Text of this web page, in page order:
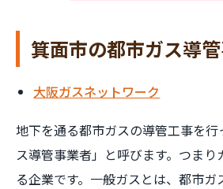
箕面市の都市ガス導
大阪ガスネットワーク
地下を通る都市ガスの導管工事を
ス導管事業者」と呼びます。つまり
る企業です。一般ガスとは、都市ガ